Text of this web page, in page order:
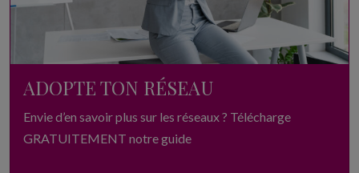
ADOPTE TON RÉSEAU
Envie d’en savoir plus sur les réseaux ? Télécharge
GRATUITEMENT notre guide